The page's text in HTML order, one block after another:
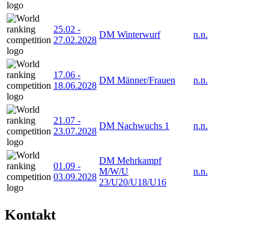
25.02 -
27.02.2028
DM Winterwurf n.n.
17.06 -
18.06.2028
DM Männer/Frauen n.n.
21.07 -
23.07.2028
DM Nachwuchs 1 n.n.
01.09 -
03.09.2028
DM Mehrkampf
M/W/U
23/U20/U18/U16
n.n.
Kontakt